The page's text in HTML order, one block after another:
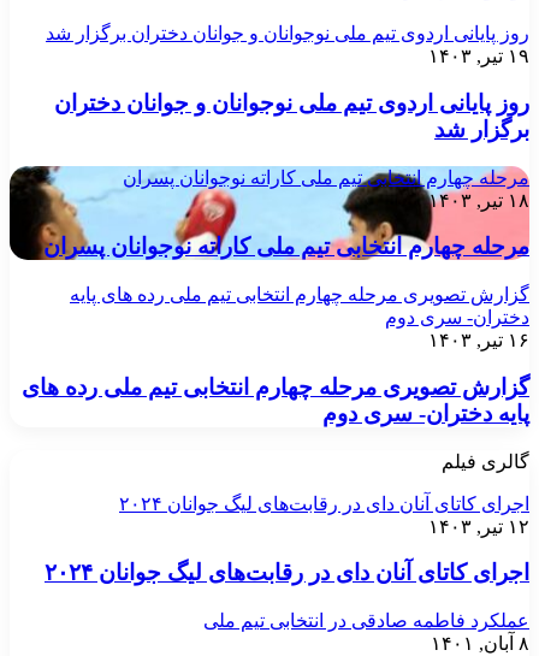
روز پایانی اردوی تیم ملی نوجوانان و جوانان دختران برگزار شد
۱۹ تیر, ۱۴۰۳
روز پایانی اردوی تیم ملی نوجوانان و جوانان دختران
برگزار شد
مرحله چهارم انتخابی تیم ملی کاراته نوجوانان پسران
۱۸ تیر, ۱۴۰۳
مرحله چهارم انتخابی تیم ملی کاراته نوجوانان پسران
گزارش تصویری مرحله چهارم انتخابی تیم ملی رده های پایه
دختران- سری دوم
۱۶ تیر, ۱۴۰۳
گزارش تصویری مرحله چهارم انتخابی تیم ملی رده های
پایه دختران- سری دوم
گالری فیلم
اجرای کاتای آنان دای در رقابت‌های لیگ جوانان ۲۰۲۴
۱۲ تیر, ۱۴۰۳
اجرای کاتای آنان دای در رقابت‌های لیگ جوانان ۲۰۲۴
عملکرد فاطمه صادقی در انتخابی تیم ملی
۸ آبان, ۱۴۰۱